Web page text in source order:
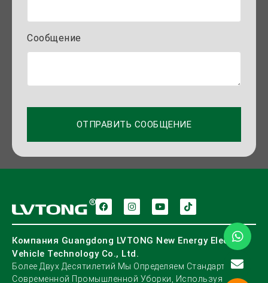
Сообщение
ОТПРАВИТЬ СООБЩЕНИЕ
Компания Guangdong LVTONG New Energy Electric
Vehicle Technology Co., Ltd.
Более Двух Десятилетий Мы Определяем Стандарты
Современной Промышленной Уборки, Используя